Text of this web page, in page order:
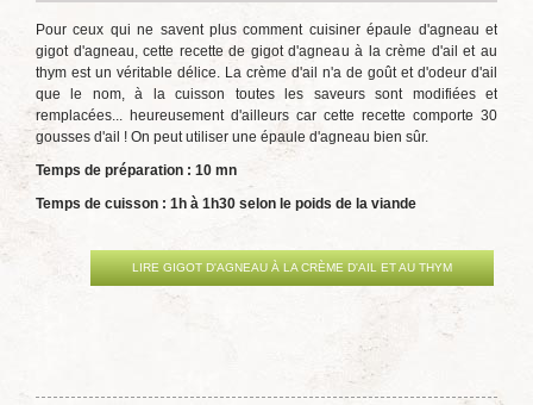
Pour ceux qui ne savent plus comment cuisiner épaule d'agneau et
gigot d'agneau, cette recette de gigot d'agneau à la crème d'ail et au
thym est un véritable délice. La crème d'ail n'a de goût et d'odeur d'ail
que le nom, à la cuisson toutes les saveurs sont modifiées et
remplacées... heureusement d'ailleurs car cette recette comporte 30
gousses d'ail ! On peut utiliser une épaule d'agneau bien sûr.
Temps de préparation : 10 mn
Temps de cuisson : 1h à 1h30 selon le poids de la viande
LIRE GIGOT D'AGNEAU À LA CRÈME D'AIL ET AU THYM